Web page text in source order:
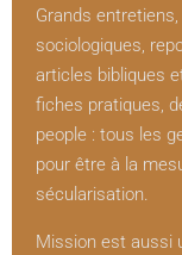
Grands
sociologiques,
articles bibliques
fiches pratiques,
people : tous les
pour être à la
sécularisation.
Mission est aussi